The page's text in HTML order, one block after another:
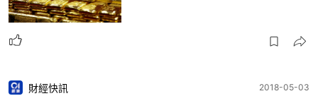
財經快訊 2018-05-03